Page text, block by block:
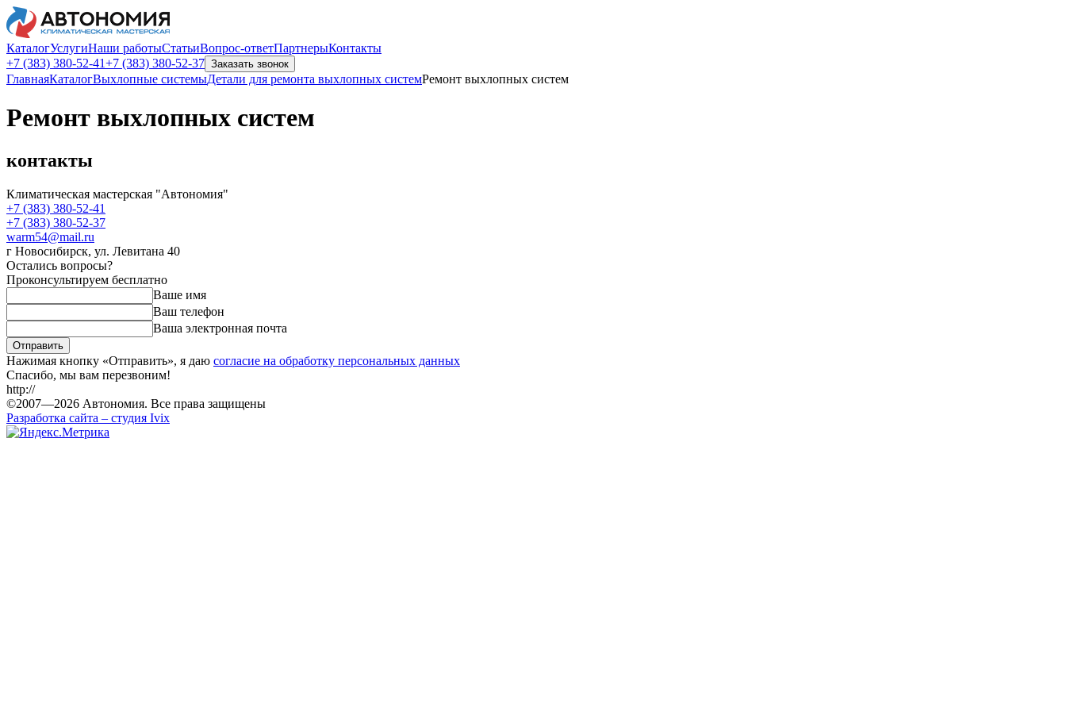
КаталогУслугиНаши работыСтатьиВопрос-ответПартнерыКонтакты
+7 (383) 380-52-41+7 (383) 380-52-37 Заказать звонок
ГлавнаяКаталогВыхлопные системыДетали для ремонта выхлопных системРемонт выхлопных систем
Ремонт выхлопных систем
контакты
Климатическая мастерская "Автономия"
+7 (383) 380-52-41
+7 (383) 380-52-37
warm54@mail.ru
г Новосибирск, ул. Левитана 40
Остались вопросы?
Проконсультируем бесплатно
Ваше имя
Ваш телефон
Ваша электронная почта
Отправить
Нажимая кнопку «Отправить», я даю согласие на обработку персональных данных
Спасибо, мы вам перезвоним!
http://
©2007—2026 Автономия. Все права защищены
Разработка сайта – студия Ivix